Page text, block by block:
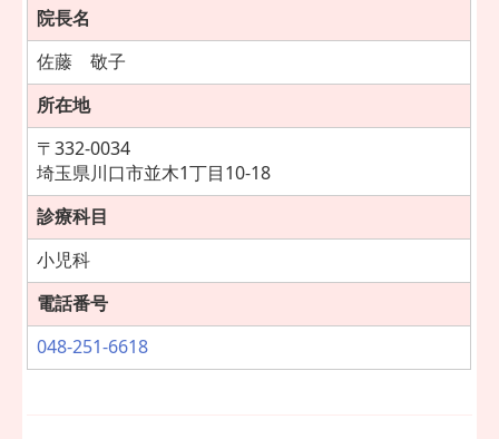
院長名
佐藤 敬子
所在地
〒332-0034
埼玉県川口市並木1丁目10-18
診療科目
小児科
電話番号
048-251-6618